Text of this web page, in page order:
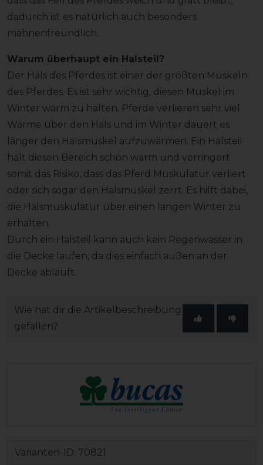
dadurch ist es natürlich auch besonders
mähnenfreundlich.
Warum überhaupt ein Halsteil?
Der Hals des Pferdes ist einer der größten Muskeln
des Pferdes. Es ist sehr wichtig, diesen Muskel im
Winter warm zu halten. Pferde verlieren sehr viel
Wärme über den Hals und im Winter dauert es
länger den Halsmuskel aufzuwärmen. Ein Halsteil
hält diesen Bereich schön warm und verringert
somit das Risiko, dass das Pferd Muskulatur verliert
oder sich sogar den Halsmuskel zerrt. Es hilft dabei,
die Halsmuskulatur über einen langen Winter zu
erhalten.
Durch ein Halsteil kann auch kein Regenwasser in
die Decke laufen, da dies einfach außen an der
Decke abläuft.
Wie hat dir die Artikelbeschreibung
gefallen?
Varianten-ID: 70821